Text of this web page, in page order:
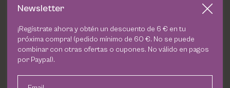
100% minerales ofrece una protección SPF 50 frente a
Beneficios:
Alta tolerancia dérmica
Newsletter
¡Regístrate ahora y obtén un descuento de 6 € en tu
próxima compra! (pedido mínimo de 60 €. No se puede
combinar con otras ofertas o cupones. No válido en pagos
por Paypal).